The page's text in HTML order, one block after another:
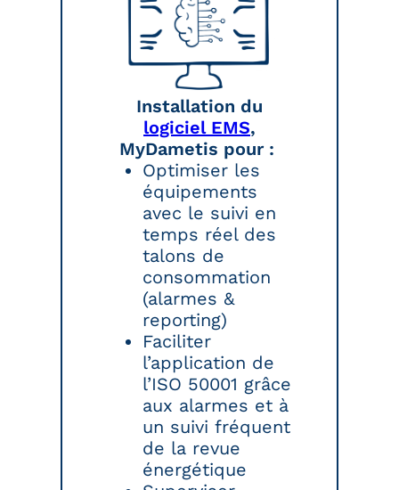
Installation du
logiciel EMS,
MyDametis pour :
Optimiser les
équipements
avec le suivi en
temps réel des
talons de
consommation
(alarmes &
reporting)
Faciliter
l’application de
l’ISO 50001 grâce
aux alarmes et à
un suivi fréquent
de la revue
énergétique